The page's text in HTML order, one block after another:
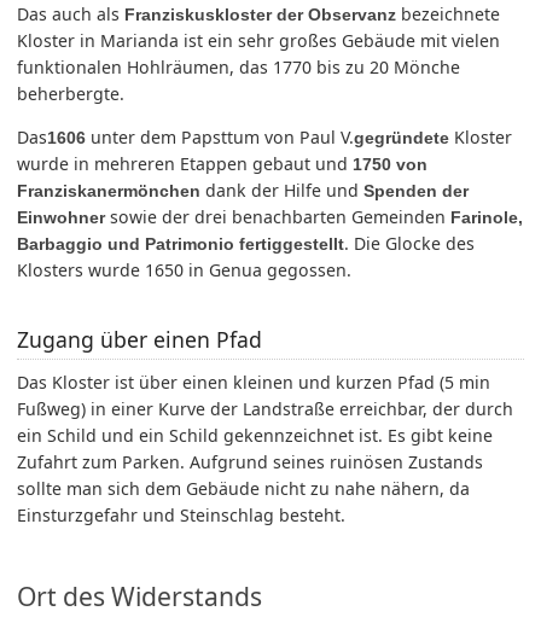
Das auch als Franziskuskloster der Observanz bezeichnete
Kloster in Marianda ist ein sehr großes Gebäude mit vielen
funktionalen Hohlräumen, das 1770 bis zu 20 Mönche
beherbergte.
Das1606 unter dem Papsttum von Paul V.gegründete Kloster
wurde in mehreren Etappen gebaut und 1750 von
Franziskanermönchen dank der Hilfe undSpenden der
Einwohnersowie der drei benachbarten Gemeinden Farinole,
Barbaggio und Patrimonio fertiggestellt. Die Glocke des
Klosters wurde 1650 in Genua gegossen.
Zugang über einen Pfad
Das Kloster ist über einen kleinen und kurzen Pfad (5 min
Fußweg) in einer Kurve der Landstraße erreichbar, der durch
ein Schild und ein Schild gekennzeichnet ist. Es gibt keine
Zufahrt zum Parken. Aufgrund seines ruinösen Zustands
sollte man sich dem Gebäude nicht zu nahe nähern, da
Einsturzgefahr und Steinschlag besteht.
Ort des Widerstands